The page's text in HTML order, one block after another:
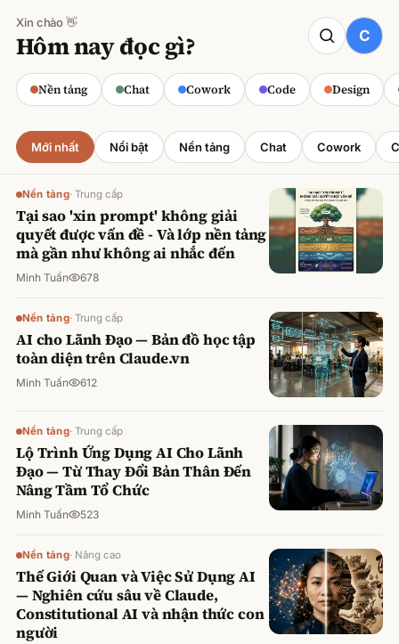
Xin chào 👋
Hôm nay đọc gì?
Nền tảng Chat Cowork Code Design
CODE
Claude cho Sales: Dự báo doanh số
chính xác
Minh Tuấn ·800 lượt xem
Mới nhất Nổi bật Nền tảng Chat Cowork
Nền tảng· Trung cấp
Tại sao 'xin prompt' không giải
quyết được vấn đề - Và lớp nền tảng
mà gần như không ai nhắc đến
Minh Tuấn 678
Nền tảng· Trung cấp
AI cho Lãnh Đạo — Bản đồ học tập
toàn diện trên Claude.vn
Minh Tuấn 612
Nền tảng· Trung cấp
Lộ Trình Ứng Dụng AI Cho Lãnh
Đạo — Từ Thay Đổi Bản Thân Đến
Nâng Tầm Tổ Chức
Minh Tuấn 523
Nền tảng· Nâng cao
Thế Giới Quan và Việc Sử Dụng AI
— Nghiên cứu sâu về Claude,
Constitutional AI và nhận thức con
người